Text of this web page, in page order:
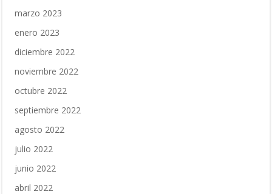
marzo 2023
enero 2023
diciembre 2022
noviembre 2022
octubre 2022
septiembre 2022
agosto 2022
julio 2022
junio 2022
abril 2022